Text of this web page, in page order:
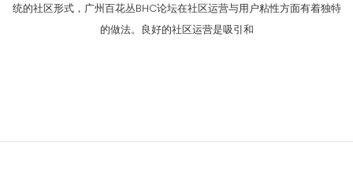
统的社区形式，广州百花丛BHC论坛在社区运营与用户粘性方面有着独特
的做法。良好的社区运营是吸引和